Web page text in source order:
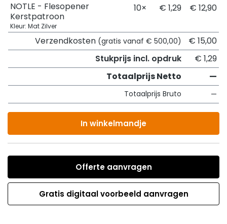
NOTLE - Flesopener
Kerstpatroon
Kleur: Mat Zilver
10× € 1,29 € 12,90
Verzendkosten (gratis vanaf € 500,00)
€ 15,00
Stukprijs incl. opdruk
€ 1,29
Totaalprijs Netto
—
Totaalprijs Bruto —
In winkelmandje
Offerte aanvragen
Gratis digitaal voorbeeld aanvragen